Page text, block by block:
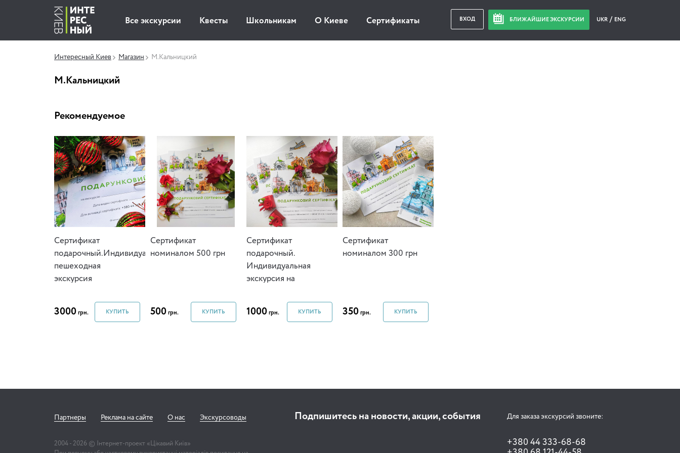
Все экскурсии Квесты Школьникам О Киеве Сертификаты ВХОД БЛИЖАЙШИЕ ЭКСКУРСИИ UKR ENG
Интересный Киев Магазин М.Кальницкий
М.Кальницкий
Рекомендуемое
Сертификат
подарочный.Индивидуальная
пешеходная
экскурсия
3000 грн. КУПИТЬ
Cертификат
номиналом 500 грн
500 грн. КУПИТЬ
Cертификат
подарочный.
Индивидуальная
экскурсия на
1000 грн. КУПИТЬ
Cертификат
номиналом 300 грн
350 грн. КУПИТЬ
Партнеры Реклама на сайте О нас Экскурсоводы
2004 - 2026 © Інтернет-проект «Цікавий Київ»
Подпишитесь на новости, акции, события Для заказа экскурсий звоните:
+380 44 333-68-68